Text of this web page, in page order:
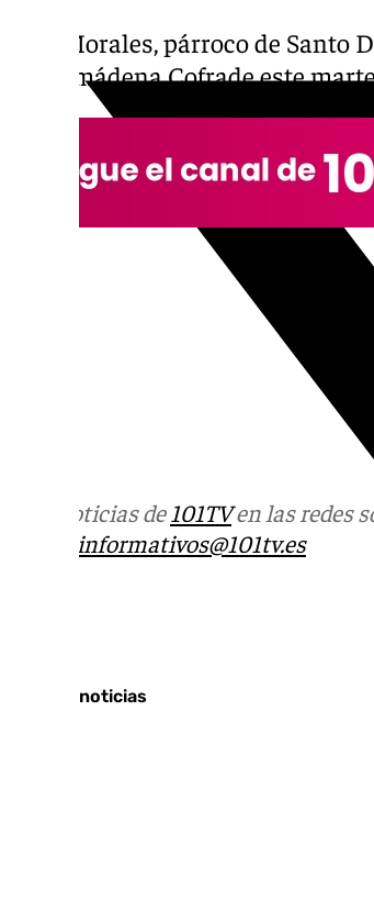
José Morales, párroco de
Benalmádena Cofrade este
Más noticias de 101TVen las redes
informativos@101tv.es
Últimas noticias